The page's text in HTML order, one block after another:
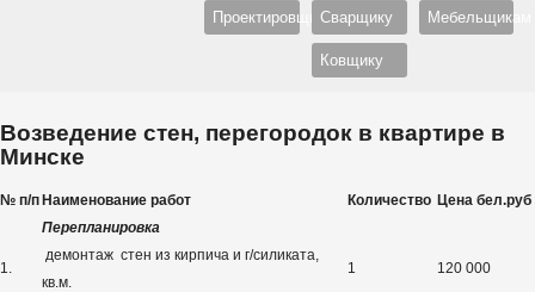
ПроектировщикуСварщику
Ковщику
Мебельщикам
Возведение стен, перегородок в квартире в
Минске
№ п/пНаименование работ Количество Цена бел.руб
Перепланировка
1.
демонтаж стен из кирпича и г/силиката,
кв.м.
1 120 000